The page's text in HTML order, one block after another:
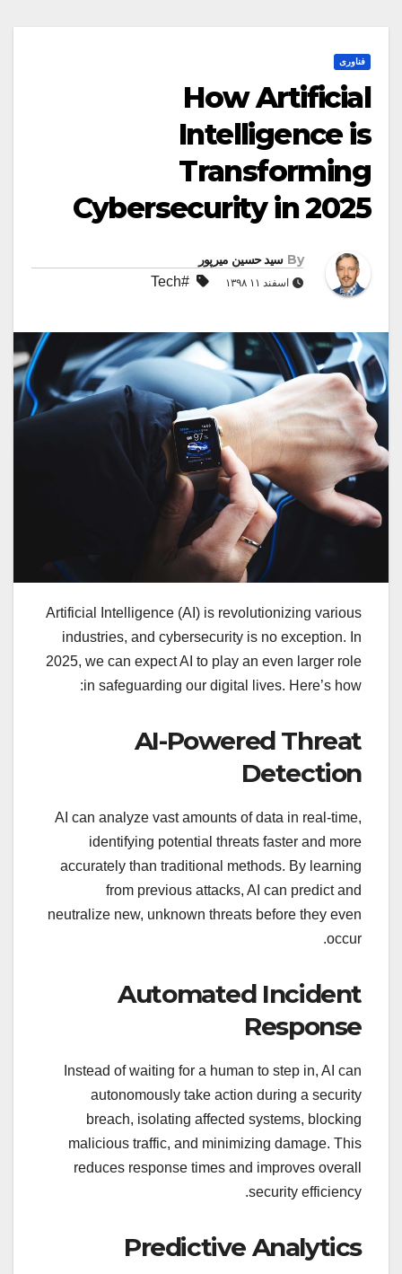
فناوری
How Artificial
Intelligence is
Transforming
Cybersecurity in 2025
By سید حسین میرپور
اسفند ۱۱ ۱۳۹۸ #Tech
Artificial Intelligence (AI) is revolutionizing various
industries, and cybersecurity is no exception. In
2025, we can expect AI to play an even larger role
in safeguarding our digital lives. Here’s how:
AI-Powered Threat
Detection
AI can analyze vast amounts of data in real-time,
identifying potential threats faster and more
accurately than traditional methods. By learning
from previous attacks, AI can predict and
neutralize new, unknown threats before they even
occur.
Automated Incident
Response
Instead of waiting for a human to step in, AI can
autonomously take action during a security
breach, isolating affected systems, blocking
malicious traffic, and minimizing damage. This
reduces response times and improves overall
security efficiency.
Predictive Analytics